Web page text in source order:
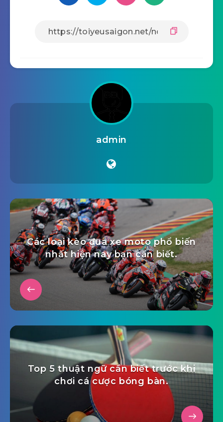
admin
Các loại kèo đua xe moto phổ biến
nhất hiện nay bạn cần biết.
Top 5 thuật ngữ cần biết trước khi
chơi cá cược bóng bàn.